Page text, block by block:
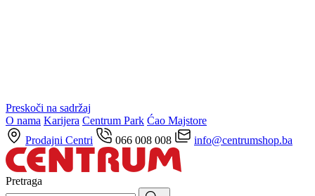
Preskoči na sadržaj
O nama Karijera Centrum Park Ćao Majstore
Prodajni Centri
066 008 008 info@centrumshop.ba
Pretraga